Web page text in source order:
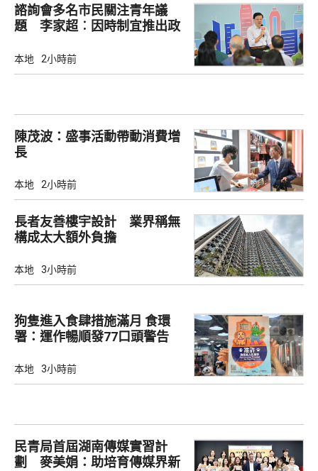
諮詢會多名市民關注青年議
題 李家超︰因時制宜推出政
本地 2小時前
陳茂波：盛事活動帶動消費增
長
本地 2小時前
長者友善樓宇設計 業界稱無
構成太大額外負擔
本地 3小時前
狗隻進入食肆措施滿月 食環
署：運作暢順發77口頭警告
本地 3小時前
民青局首屆湖南傳媒實習計
劃 麥美娟：助培育傳媒界新